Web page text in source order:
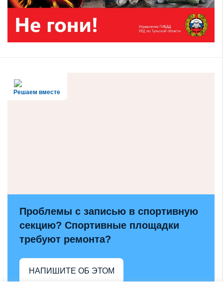
Решаем вместе
Проблемы с записью в спортивную
секцию? Спортивные площадки
требуют ремонта?
НАПИШИТЕ ОБ ЭТОМ